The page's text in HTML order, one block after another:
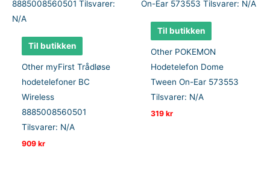
Til butikken
Other myFirst Trådløse
hodetelefoner BC
Wireless
8885008560501
Tilsvarer: N/A
909kr
Til butikken
Other POKEMON
Hodetelefon Dome
Tween On-Ear 573553
Tilsvarer: N/A
319kr